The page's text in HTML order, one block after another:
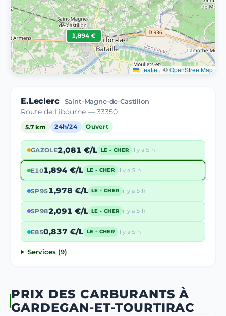
1,894 €
Leaflet | ©OpenStreetMap
E.Leclerc Saint-Magne-de-Castillon
Route de Libourne — 33350
5.7 km 24h/24 Ouvert
GAZOLE2,081 €/L LE - CHER il y a 5 h
E101,894 €/L LE - CHER il y a 5 h
SP951,978 €/L LE - CHER il y a 5 h
SP982,091 €/L LE - CHER il y a 5 h
E850,837 €/L LE - CHER il y a 5 h
Services (9)
PRIX DES CARBURANTS À
GARDEGAN-ET-TOURTIRAC